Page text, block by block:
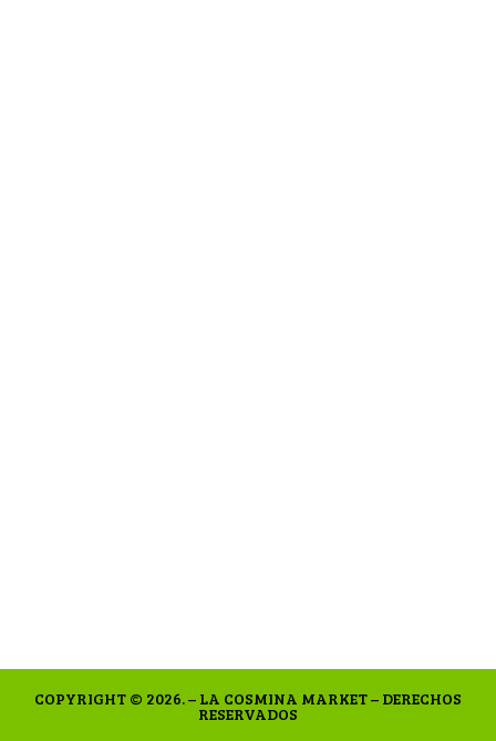
COPYRIGHT © 2026. – LA COSMINA MARKET – DERECHOS
RESERVADOS